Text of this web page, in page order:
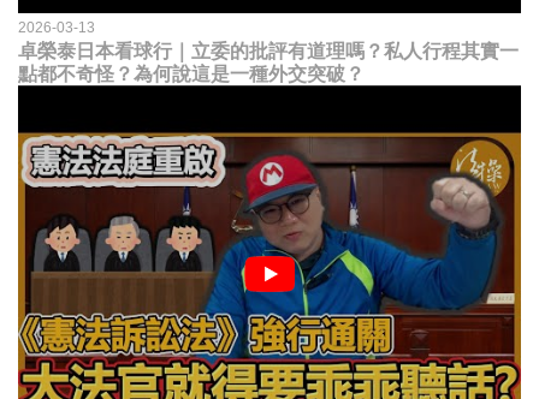
2026-03-13
卓榮泰日本看球行｜立委的批評有道理嗎？私人行程其實一
點都不奇怪？為何說這是一種外交突破？